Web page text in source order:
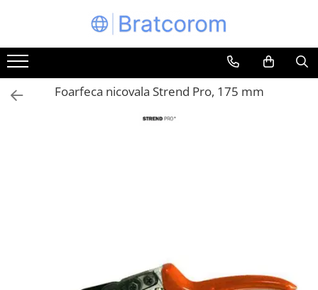
Toate Produsele
Articole animale
Adapatoare animale
Foarfeca nicovala Strend Pro, 175 mm